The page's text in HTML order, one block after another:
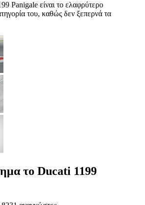
Panigale είναι το ελαφρύτερο
του, καθώς δεν ξεπερνά τα
το Ducati 1199